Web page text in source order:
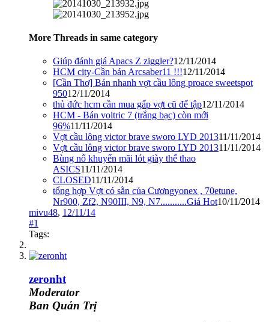
More Threads in same category
Giúp đánh giá Apacs Z ziggler?12/11/2014
HCM city-Cần bán Arcsaber11 !!!12/11/2014
[Cần Thơ] Bán nhanh vợt cầu lông proace sweetspot
95012/11/2014
thủ đức hcm cần mua gấp vợt cũ để tập12/11/2014
HCM - Bán voltric 7 (trắng bạc) còn mới
96%11/11/2014
Vợt cầu lông victor brave sworo LYD 201311/11/2014
Vợt cầu lông victor brave sworo LYD 201311/11/2014
Bùng nổ khuyến mãi lót giày thể thao
ASICS11/11/2014
CLOSED11/11/2014
tổng hợp Vợt có sẵn của Cươngyonex , 70etune,
Nr900, Zf2, N90III, N9, N7...........Giá Hot10/11/2014
mivu48, 12/11/14
#1
Tags:
zeronht
Moderator
Ban Quản Trị